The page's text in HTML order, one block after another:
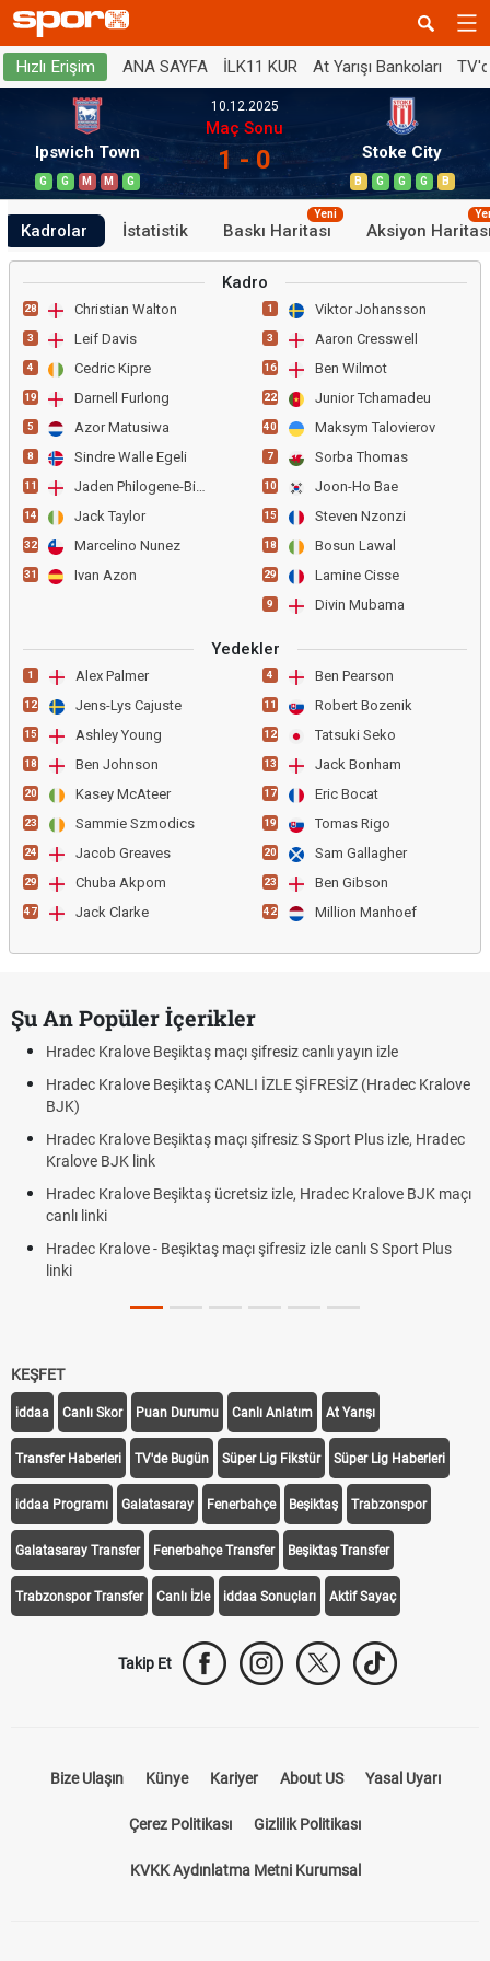
Hızlı Erişim ANA SAYFA İLK11 KUR At Yarışı Bankoları
Ipswich Town
G G M M G
10.12.2025
Maç Sonu
1 - 0 Stoke City
B G G G B
Kadrolar İstatistik Baskı Haritası
Yeni
Aksiyon
Kadro
28 Christian Walton
3 Leif Davis
4 Cedric Kipre
19 Darnell Furlong
5 Azor Matusiwa
8 Sindre Walle Egeli
11 Jaden Philogene-Bidace
14 Jack Taylor
32 Marcelino Nunez
31 Ivan Azon
1 Viktor Johansson
3 Aaron Cresswell
16 Ben Wilmot
22 Junior Tchamadeu
40 Maksym Talovierov
7 Sorba Thomas
10 Joon-Ho Bae
15 Steven Nzonzi
18 Bosun Lawal
29 Lamine Cisse
9 Divin Mubama
Yedekler
1 Alex Palmer
12 Jens-Lys Cajuste
15 Ashley Young
18 Ben Johnson
20 Kasey McAteer
23 Sammie Szmodics
24 Jacob Greaves
29 Chuba Akpom
47 Jack Clarke
4 Ben Pearson
11 Robert Bozenik
12 Tatsuki Seko
13 Jack Bonham
17 Eric Bocat
19 Tomas Rigo
20 Sam Gallagher
23 Ben Gibson
42 Million Manhoef
Şu An Popüler İçerikler
Hradec Kralove Beşiktaş maçı şifresiz canlı yayın izle
Hradec Kralove Beşiktaş CANLI İZLE ŞİFRESİZ (Hradec Kralove
BJK)
Hradec Kralove Beşiktaş maçı şifresiz S Sport Plus izle, Hradec
Kralove BJK link
Hradec Kralove Beşiktaş ücretsiz izle, Hradec Kralove BJK maçı
canlı linki
Hradec Kralove - Beşiktaş maçı şifresiz izle canlı S Sport Plus
linki
KEŞFET
iddaa Canlı Skor Puan Durumu Canlı Anlatım At Yarışı
Transfer Haberleri TV'de Bugün Süper Lig Fikstür Süper Lig Haberleri
iddaa Programı Galatasaray Fenerbahçe Beşiktaş Trabzonspor
Galatasaray Transfer Fenerbahçe Transfer Beşiktaş Transfer
Trabzonspor Transfer Canlı İzle iddaa Sonuçları Aktif Sayaç
Takip Et
Bize Ulaşın Künye Kariyer About US Yasal Uyarı
Çerez Politikası Gizlilik Politikası
KVKK Aydınlatma Metni Kurumsal